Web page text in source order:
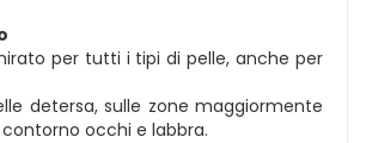
per tutti i tipi di pelle, anche per
detersa, sulle zone maggiormente
occhi e labbra.